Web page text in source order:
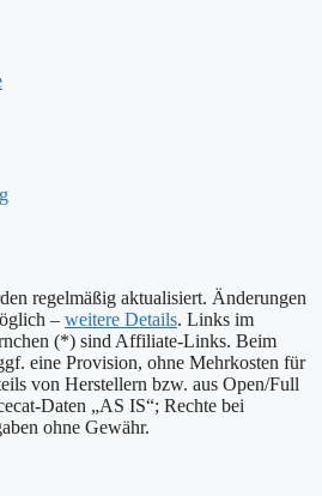
regelmäßig aktualisiert. Änderungen
– weitere Details. Links im
(*) sind Affiliate-Links. Beim
eine Provision, ohne Mehrkosten für
von Herstellern bzw. aus Open/Full
Daten „AS IS“; Rechte bei
ohne Gewähr.